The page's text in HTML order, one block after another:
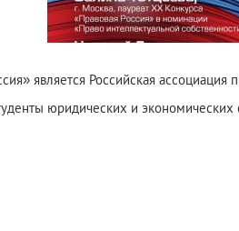
является Российская
юридических и